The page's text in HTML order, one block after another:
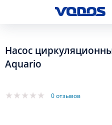
Насос
Aquario
0 отзывов